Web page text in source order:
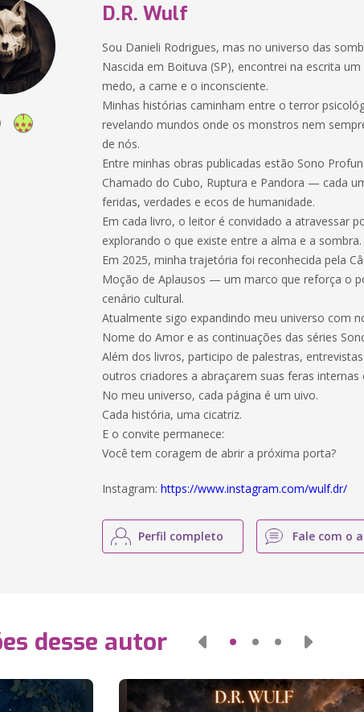
D.R. Wulf
Sou Danieli Rodrigues, mas no universo das
Nascida em Boituva (SP), encontrei na escrita
medo, a carne e o inconsciente.
Minhas histórias caminham entre o terror
revelando mundos onde os monstros nem
de nós.
Entre minhas obras publicadas estão Sono
Chamado do Cubo, Ruptura e Pandora — cada
feridas, verdades e ecos de humanidade.
Em cada livro, o leitor é convidado a atravessar
explorando o que existe entre a alma e a sombra.
Em 2025, minha trajetória foi reconhecida pela
Moção de Aplausos — um marco que reforça o
cenário cultural.
Atualmente sigo expandindo meu universo com
Nome do Amor e as continuações das séries
Além dos livros, participo de palestras,
outros criadores a abraçarem suas feras
No meu universo, cada página é um uivo.
Cada história, uma cicatriz.
E o convite permanece:
Você tem coragem de abrir a próxima porta?
Instagram:https://www.instagram.com/wulf.dr/
Perfil completo Fale com o
desse autor